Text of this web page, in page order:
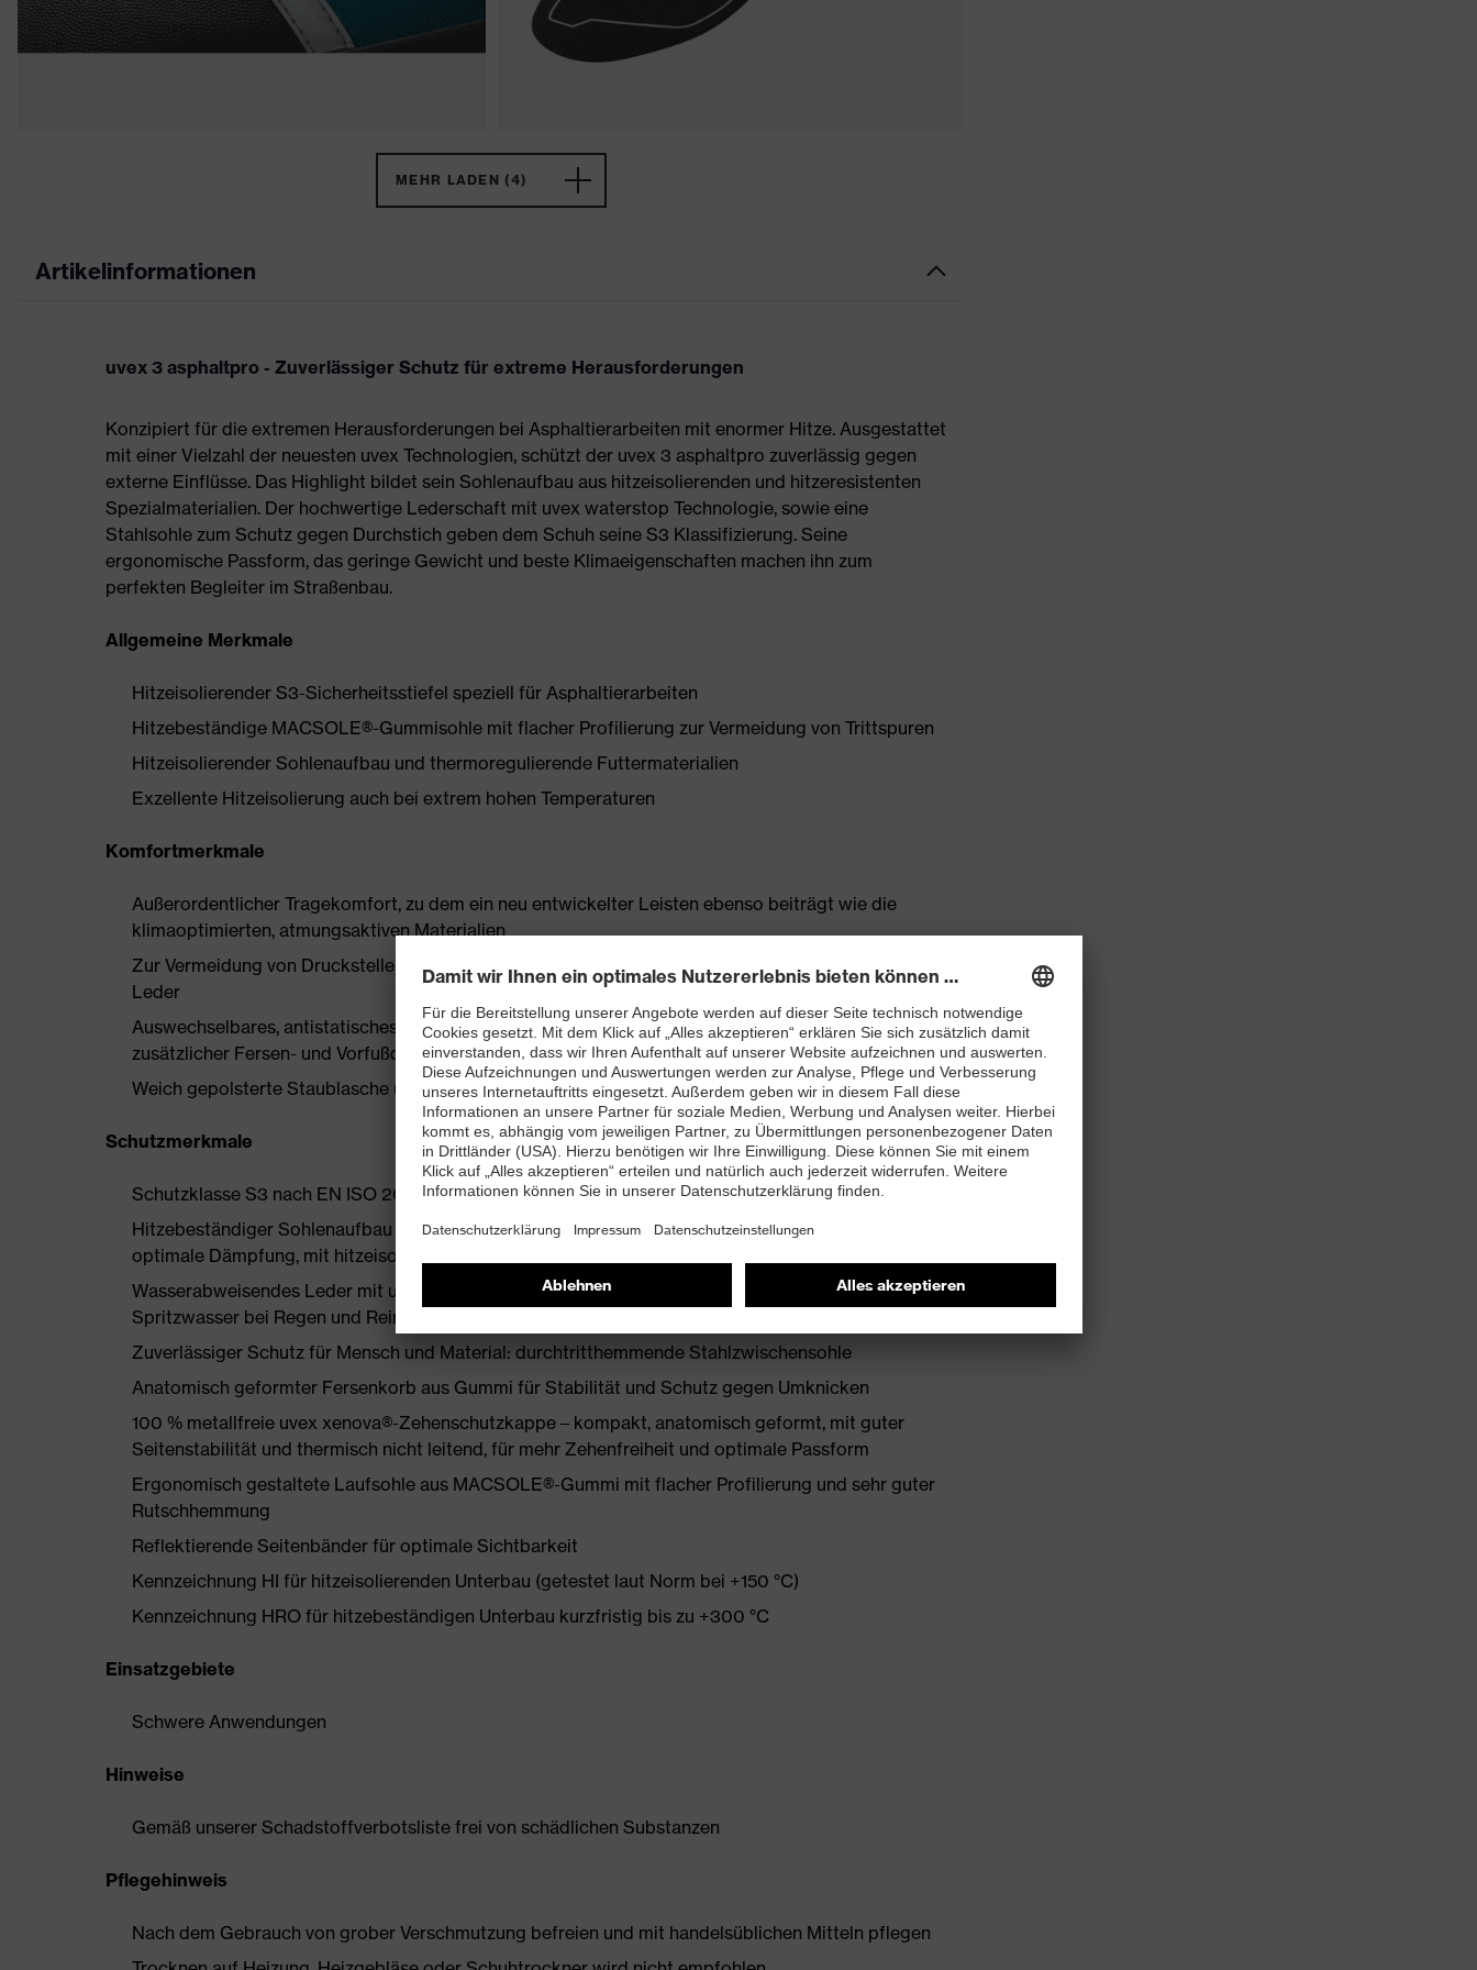
MEHR LADEN (4)
Artikelinformationen
uvex 3 asphaltpro - Zuverlässiger Schutz für extreme Herausforderungen
Konzipiert für die extremen Herausforderungen bei Asphaltierarbeiten mit enormer Hitze. Ausgestattet
mit einer Vielzahl der neuesten uvex Technologien, schützt der uvex 3 asphaltpro zuverlässig gegen
externe Einflüsse. Das Highlight bildet sein Sohlenaufbau aus hitzeisolierenden und hitzeresistenten
Spezialmaterialien. Der hochwertige Lederschaft mit uvex waterstop Technologie, sowie eine
Stahlsohle zum Schutz gegen Durchstich geben dem Schuh seine S3 Klassifizierung. Seine
ergonomische Passform, das geringe Gewicht und beste Klimaeigenschaften machen ihn zum
perfekten Begleiter im Straßenbau.
Allgemeine Merkmale
Hitzeisolierender S3-Sicherheitsstiefel speziell für Asphaltierarbeiten
Hitzebeständige MACSOLE®-Gummisohle mit flacher Profilierung zur Vermeidung von Trittspuren
Hitzeisolierender Sohlenaufbau und thermoregulierende Futtermaterialien
Exzellente Hitzeisolierung auch bei extrem hohen Temperaturen
Komfortmerkmale
Außerordentlicher Tragekomfort, zu dem ein neu entwickelter Leisten ebenso beiträgt wie die
klimaoptimierten, atmungsaktiven Materialien
Zur Vermeidung von Druckstellen nahezu nahtfreie Schaftkonstruktion aus wasserabweisendem
Leder
Auswechselbares, antistatisches Komfortfußbett mit Feuchtigkeitstransportsystem und
zusätzlicher Fersen- und Vorfußdämpfung
Weich gepolsterte Staublasche und Kragen
Schutzmerkmale
Schutzklasse S3 nach EN ISO 20345:2022
Hitzebeständiger Sohlenaufbau aus MACSOLE®-Gummi mit Polyurethan Mittelsohlenkern für
optimale Dämpfung, mit hitzeisolierendem Vlies und hitzeisolierendem Fußbett
Wasserabweisendes Leder mit uvex waterstop Technologie für sicheren Schutz gegen
Spritzwasser bei Regen und Reinigungsarbeiten
Zuverlässiger Schutz für Mensch und Material: durchtritthemmende Stahlzwischensohle
Anatomisch geformter Fersenkorb aus Gummi für Stabilität und Schutz gegen Umknicken
100 % metallfreie uvex xenova®-Zehenschutzkappe – kompakt, anatomisch geformt, mit guter
Seitenstabilität und thermisch nicht leitend, für mehr Zehenfreiheit und optimale Passform
Ergonomisch gestaltete Laufsohle aus MACSOLE®-Gummi mit flacher Profilierung und sehr guter
Rutschhemmung
Reflektierende Seitenbänder für optimale Sichtbarkeit
Kennzeichnung HI für hitzeisolierenden Unterbau (getestet laut Norm bei +150 °C)
Kennzeichnung HRO für hitzebeständigen Unterbau kurzfristig bis zu +300 °C
Einsatzgebiete
Schwere Anwendungen
Hinweise
Gemäß unserer Schadstoffverbotsliste frei von schädlichen Substanzen
Pflegehinweis
Nach dem Gebrauch von grober Verschmutzung befreien und mit handelsüblichen Mitteln pflegen